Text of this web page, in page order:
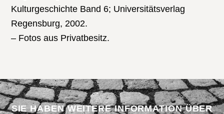
Kulturgeschichte Band 6; Universitätsverlag
Regensburg, 2002.
– Fotos aus Privatbesitz.
SIE HABEN WEITERE INFORMATION ÜBER